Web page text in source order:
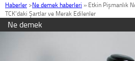
Haberler >Ne demek haberleri » Etkin Pişmanlık
TCK’daki Şartlar ve Merak Edilenler
Ne demek